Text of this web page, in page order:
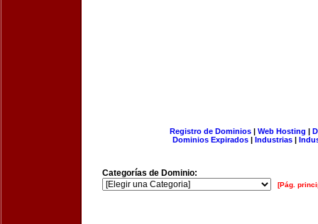
Registro de Dominios| Web Hosting |
Dominios Expirados | Industrias |
Categorías de Dominio:
[Pág.